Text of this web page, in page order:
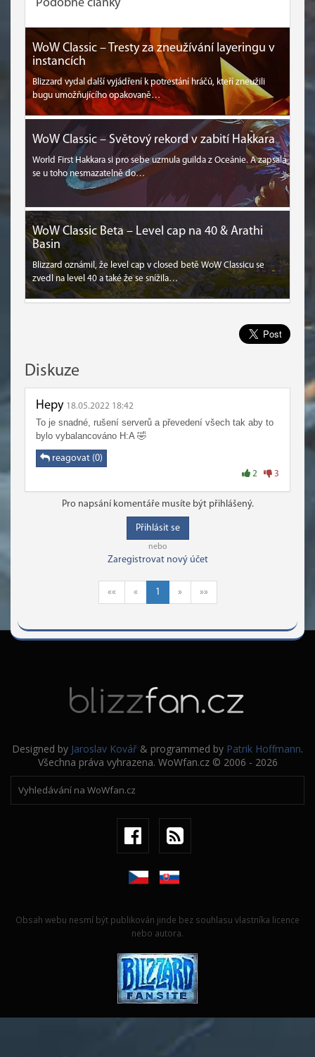
Podobné články
WoW Classic – Tresty za zneužívání layeringu v
instancích
Blizzard vydal další vyjádření k potrestání hráčů, kteří zneužili
bugu umožňujícího opakovaně…
WoW Classic – Světový rekord v zabití Hakkara
World First Hakkara si pro sebe uzmula guilda z Oceánie. A zapsala
se u toho nesmazatelně do…
WoW Classic Beta – Level cap na 40 & Arathi
Basin
Blizzard oznámil, že level cap v closed betě WoW Classicu se
zvedl na level 40 a také že se snížila…
Diskuze
Hepy 18.05.2022 18:42
To je snadné, rušení serverů a převedení všech tak aby to
bylo vybalancováno H:A 🤣
reagovat (0)
2 3
Pro napsání komentáře musíte být přihlášený.
Přihlásit se
nebo
Zaregistrovat nový účet
«« « 1 » »»
Designed by Jaroslav Kovář & programmed by Patrik Hoffmann.
Všechna práva vyhrazena. WoWfan.cz © 2006 - 2026
Obsah webu nesmí být publikován jinde bez souhlasu vlastníka licence
nebo autora.